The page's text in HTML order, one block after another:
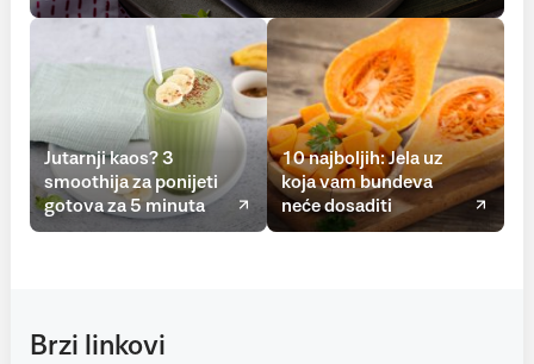
Jutarnji kaos? 3
smoothija za ponijeti
gotova za 5 minuta
10 najboljih: Jela uz
koja vam bundeva
neće dosaditi
Brzi linkovi